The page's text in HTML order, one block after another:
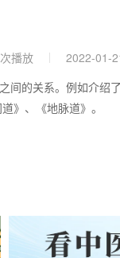
播放
2022-01-
间的关系。例如介绍
》、《地脉道》。